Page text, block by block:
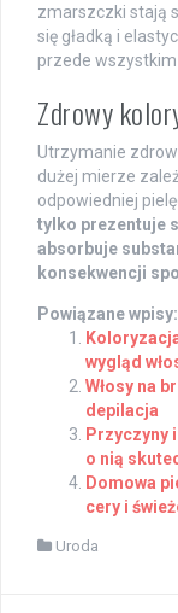
zmarszczki stają
się gładką i
przede
Zdrowy
Utrzymanie
dużej mierze
odpowiedniej
tylko prezentuje
absorbuje
konsekwencji
Powiązane wpisy:
wygląd
Włosy na
depilacja
Przyczyny
o nią
Domowa
cery i
Uroda